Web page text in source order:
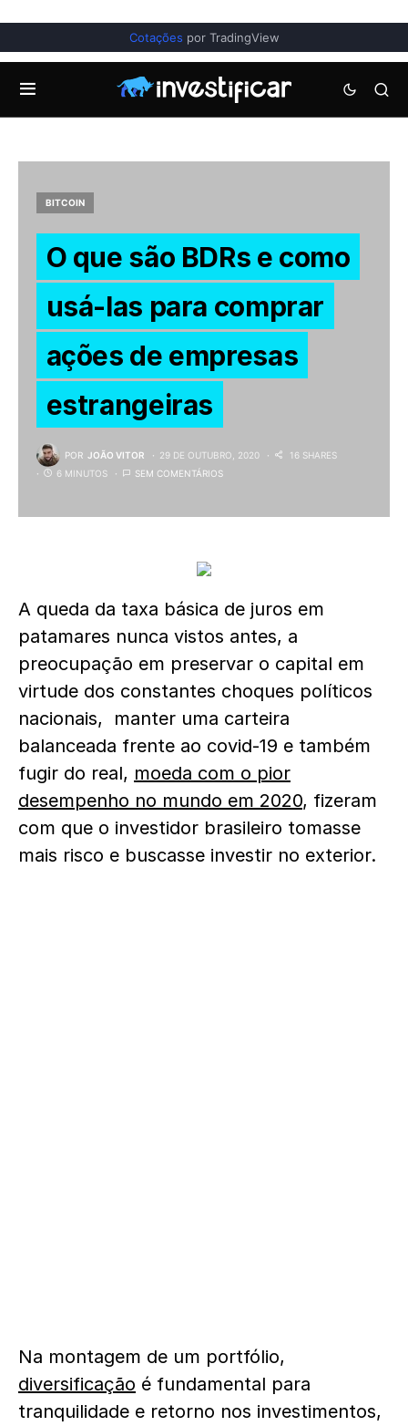
Cotações por TradingView
BITCOIN
O que são BDRs e como
usá-las para comprar
ações de empresas
estrangeiras
POR JOÃO VITOR 29 DE OUTUBRO, 2020
16 SHARES
6 MINUTOS
SEM COMENTÁRIOS
A queda da taxa básica de juros em
patamares nunca vistos antes, a
preocupação em preservar o capital em
virtude dos constantes choques políticos
nacionais, manter uma carteira
balanceada frente ao covid-19 e também
fugir do real, moeda com o pior
desempenho no mundo em 2020, fizeram
com que o investidor brasileiro tomasse
mais risco e buscasse investir no exterior.
Na montagem de um portfólio,
diversificação é fundamental para
tranquilidade e retorno nos investimentos,